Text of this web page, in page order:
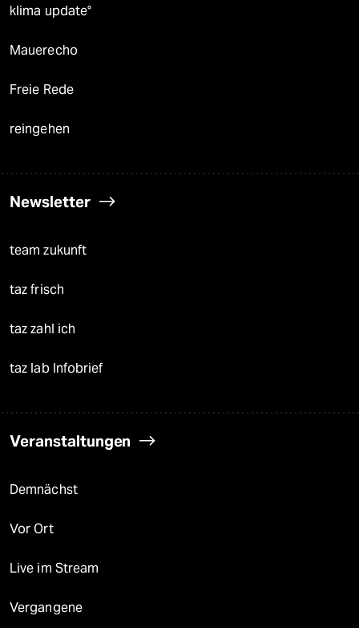
klima update°
Mauerecho
Freie Rede
reingehen
Newsletter
team zukunft
taz frisch
taz zahl ich
taz lab Infobrief
Veranstaltungen
Demnächst
Vor Ort
Live im Stream
Vergangene